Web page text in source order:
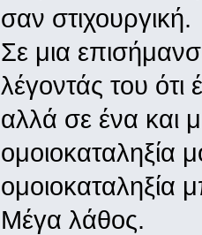
σαν στιχουργική.
Σε μια
λέγοντάς του ότι
αλλά σε ένα και
ομοιοκαταληξία
ομοιοκαταληξία
Μέγα λάθος.